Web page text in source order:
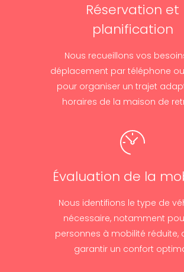
Réservation et
planification
Nous recueillons vos
déplacement par téléphone
pour organiser un trajet
horaires de la maison de
Évaluation de la
Nous identifions le type de
nécessaire, notamment
personnes à mobilité réduite,
garantir un confort